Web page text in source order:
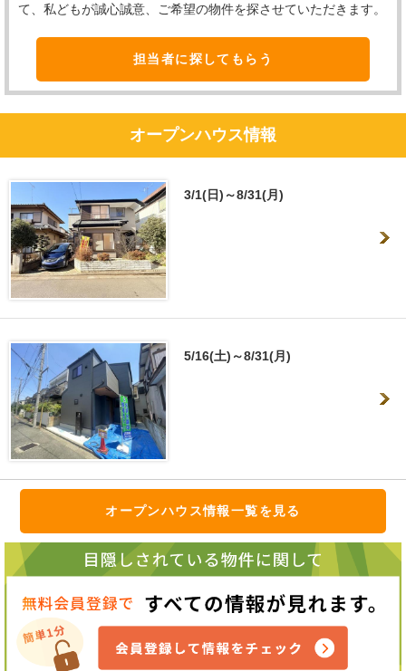
て、私どもが誠心誠意、ご希望の物件を探させていただきます。
担当者に探してもらう
オープンハウス情報
3/1(日)～8/31(月)
5/16(土)～8/31(月)
オープンハウス情報一覧を見る